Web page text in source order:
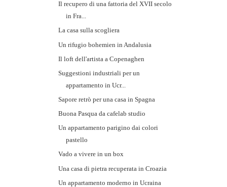
Il recupero di una fattoria del XVII secolo
in Fra...
La casa sulla scogliera
Un rifugio bohemien in Andalusia
Il loft dell'artista a Copenaghen
Suggestioni industriali per un
appartamento in Ucr...
Sapore retrò per una casa in Spagna
Buona Pasqua da cafelab studio
Un appartamento parigino dai colori
pastello
Vado a vivere in un box
Una casa di pietra recuperata in Croazia
Un appartamento moderno in Ucraina